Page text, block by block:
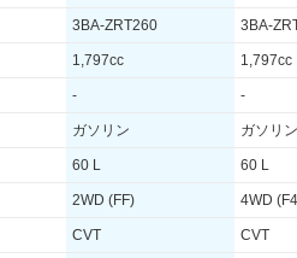
3BA-ZRT260 3BA-
1,797cc 1,797cc
- -
ガソリン ガソリン
60 L 60 L
2WD (FF) 4WD
CVT CVT